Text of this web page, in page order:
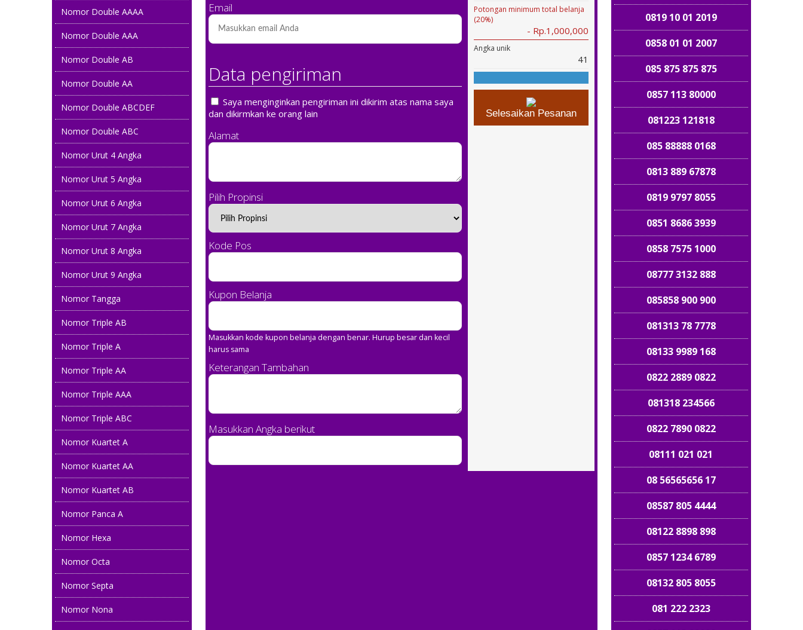
Nomor Double AAAA
Nomor Double AAA
Nomor Double AB
Nomor Double AA
Nomor Double ABCDEF
Nomor Double ABC
Nomor Urut 4 Angka
Nomor Urut 5 Angka
Nomor Urut 6 Angka
Nomor Urut 7 Angka
Nomor Urut 8 Angka
Nomor Urut 9 Angka
Nomor Tangga
Nomor Triple AB
Nomor Triple A
Nomor Triple AA
Nomor Triple AAA
Nomor Triple ABC
Nomor Kuartet A
Nomor Kuartet AA
Nomor Kuartet AB
Nomor Panca A
Nomor Hexa
Nomor Octa
Nomor Septa
Nomor Nona
Email
Data pengiriman
Saya menginginkan pengiriman ini dikirim atas nama saya
dan dikirmkan ke orang lain
Alamat
Pilih Propinsi
Kode Pos
Kupon Belanja
Masukkan kode kupon belanja dengan benar. Hurup besar dan kecil
harus sama
Keterangan Tambahan
Masukkan Angka berikut
Potongan minimum total belanja
(20%)
- Rp.1,000,000
Angka unik
41
Selesaikan Pesanan
0819 10 01 2019
0858 01 01 2007
085 875 875 875
0857 113 80000
081223 121818
085 88888 0168
0813 889 67878
0819 9797 8055
0851 8686 3939
0858 7575 1000
08777 3132 888
085858 900 900
081313 78 7778
08133 9989 168
0822 2889 0822
081318 234566
0822 7890 0822
08111 021 021
08 56565656 17
08587 805 4444
08122 8898 898
0857 1234 6789
08132 805 8055
081 222 2323